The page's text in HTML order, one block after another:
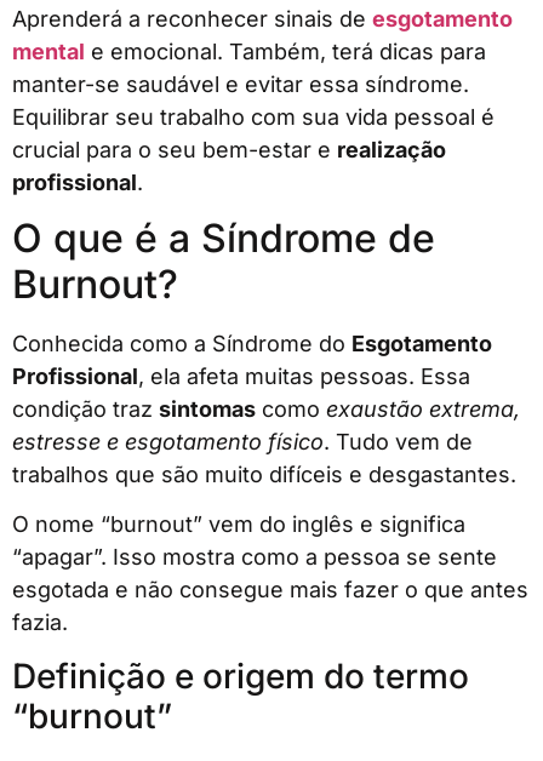
Aprenderá a reconhecer sinais de esgotamento
mental e emocional. Também, terá dicas para
manter-se saudável e evitar essa síndrome.
Equilibrar seu trabalho com sua vida pessoal é
crucial para o seu bem-estar e realização
profissional.
O que é a Síndrome de
Burnout?
Conhecida como a Síndrome do Esgotamento
Profissional, ela afeta muitas pessoas. Essa
condição traz sintomas como exaustão extrema,
estresse e esgotamento físico. Tudo vem de
trabalhos que são muito difíceis e desgastantes.
O nome “burnout” vem do inglês e significa
“apagar”. Isso mostra como a pessoa se sente
esgotada e não consegue mais fazer o que antes
fazia.
Definição e origem do termo
“burnout”